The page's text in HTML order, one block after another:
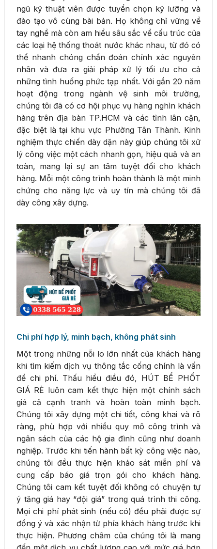
ngũ kỹ thuật viên được tuyển chọn kỹ lưỡng và
đào tạo vô cùng bài bản. Họ không chỉ vững về
tay nghề mà còn am hiểu sâu sắc về cấu trúc của
các loại hệ thống thoát nước khác nhau, từ đó có
thể nhanh chóng chẩn đoán chính xác nguyên
nhân và đưa ra giải pháp xử lý tối ưu cho cả
những tình huống phức tạp nhất. Với gần 20 năm
hoạt động trong ngành vệ sinh môi trường,
chúng tôi đã có cơ hội phục vụ hàng nghìn khách
hàng trên địa bàn TP.HCM và các tỉnh lân cận,
đặc biệt là tại khu vực Phường Tân Thành. Kinh
nghiệm thực chiến dày dặn này giúp chúng tôi xử
lý công việc một cách nhanh gọn, hiệu quả và an
toàn, mang lại sự an tâm tuyệt đối cho khách
hàng. Mỗi một công trình hoàn thành là một minh
chứng cho năng lực và uy tín mà chúng tôi đã
dày công xây dựng.
Chi phí hợp lý, minh bạch, không phát sinh
Một trong những nỗi lo lớn nhất của khách hàng
khi tìm kiếm dịch vụ thông tắc cống chính là vấn
đề chi phí. Thấu hiểu điều đó, HÚT BỂ PHỐT
GIÁ RẺ luôn cam kết thực hiện một chính sách
giá cả cạnh tranh và hoàn toàn minh bạch.
Chúng tôi xây dựng một chi tiết, công khai và rõ
ràng, phù hợp với nhiều quy mô công trình và
ngân sách của các hộ gia đình cũng như doanh
nghiệp. Trước khi tiến hành bất kỳ công việc nào,
chúng tôi đều thực hiện khảo sát miễn phí và
cung cấp báo giá trọn gói cho khách hàng.
Chúng tôi cam kết tuyệt đối không có chuyện tự
ý tăng giá hay “đội giá” trong quá trình thi công.
Mọi chi phí phát sinh (nếu có) đều phải được sự
đồng ý và xác nhận từ phía khách hàng trước khi
thực hiện. Phương châm của chúng tôi là mang